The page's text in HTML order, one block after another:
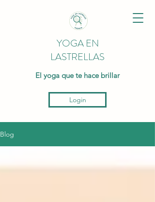
YOGA EN
LASTRELLAS
El yoga que te hace brillar
Login
Blog